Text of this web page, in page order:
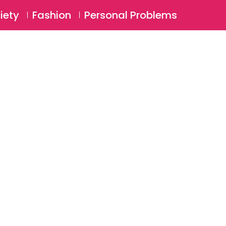
Login ⚲
Fashion Personal Problems